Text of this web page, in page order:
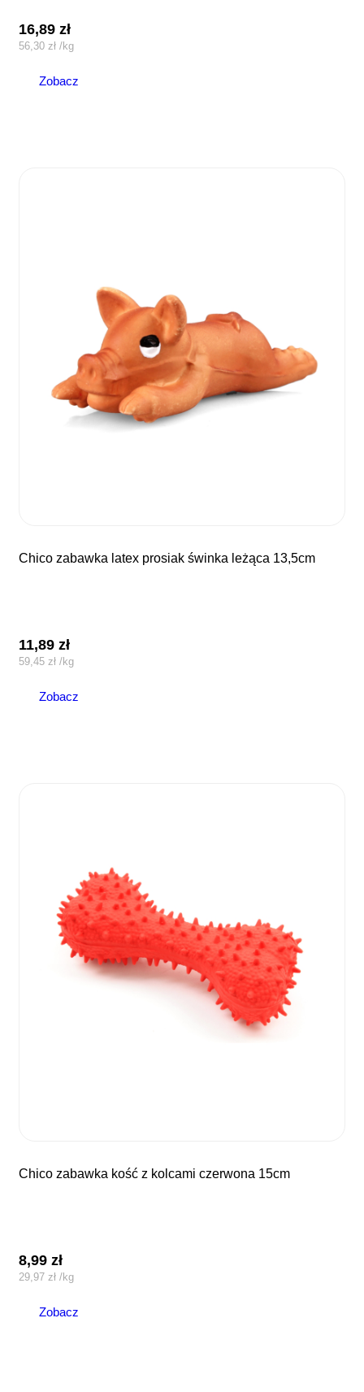
16,89zł
56,30 zł /kg
Zobacz
chico zabawka latex prosiak świnka leżąca 13,5cm
11,89zł
59,45zł /kg
Zobacz
chico zabawka kość z kolcami czerwona 15cm
8,99zł
29,97zł /kg
Zobacz